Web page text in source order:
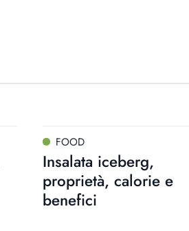
FOOD
Insalata iceberg,
proprietà, calorie e
benefici